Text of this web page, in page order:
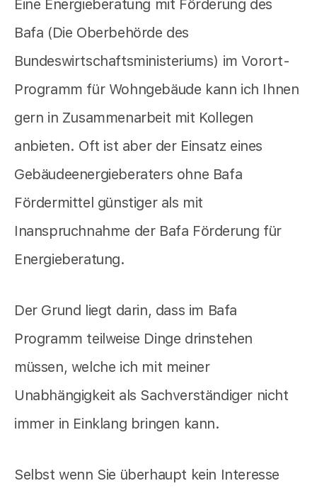
Eine Energieberatung mit Förderung des
Bafa (Die Oberbehörde des
Bundeswirtschaftsministeriums) im Vorort-
Programm für Wohngebäude kann ich Ihnen
gern in Zusammenarbeit mit Kollegen
anbieten. Oft ist aber der Einsatz eines
Gebäudeenergieberaters ohne Bafa
Fördermittel günstiger als mit
Inanspruchnahme der Bafa Förderung für
Energieberatung.
Der Grund liegt darin, dass im Bafa
Programm teilweise Dinge drinstehen
müssen, welche ich mit meiner
Unabhängigkeit als Sachverständiger nicht
immer in Einklang bringen kann.
Selbst wenn Sie überhaupt kein Interesse